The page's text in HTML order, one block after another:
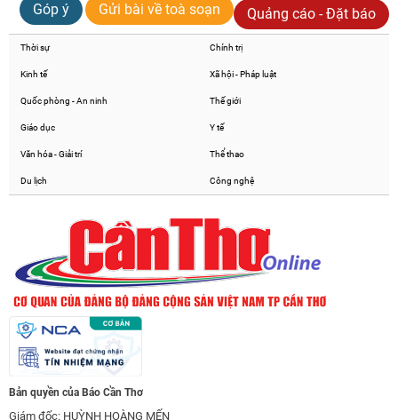
Góp ý
Gửi bài về toà soạn Quảng cáo - Đặt báo
Thời sự Chính trị
Kinh tế Xã hội - Pháp luật
Quốc phòng - An ninh Thế giới
Giáo dục Y tế
Văn hóa - Giải trí Thể thao
Du lịch Công nghệ
Bản quyền của Báo Cần Thơ
Giám đốc: HUỲNH HOÀNG MẾN